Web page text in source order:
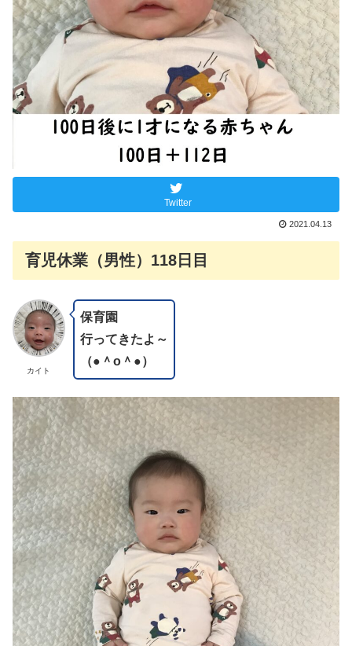
Twitter
2021.04.13
育児休業（男性）118日目
カイト
保育園
行ってきたよ～
（●＾o＾●）